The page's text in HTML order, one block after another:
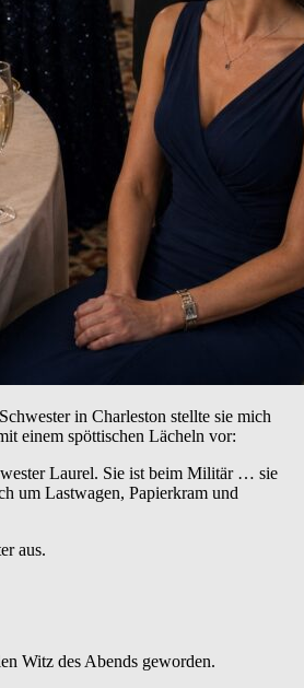
in Charleston stellte sie mich
einem spöttischen Lächeln vor:
Laurel. Sie ist beim Militär … sie
um Lastwagen, Papierkram und
aus.
Witz des Abends geworden.